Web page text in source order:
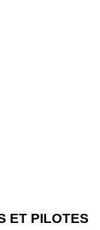
ET PILOTES